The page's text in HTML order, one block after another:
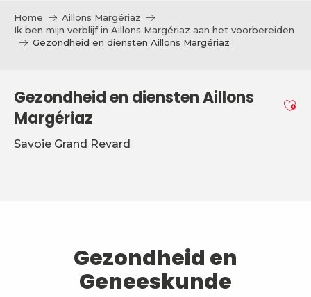
contenu
Home
Aillons Margériaz
Ik ben mijn verblijf in Aillons Margériaz aan het voorbereiden
Gezondheid en diensten Aillons Margériaz
Gezondheid en diensten Aillons
Margériaz
Savoie Grand Revard
Gezondheid en
Geneeskunde